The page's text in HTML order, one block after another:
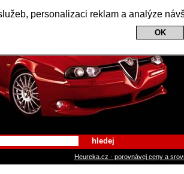
personalizaci reklam a analýze
OK
Alfa Romeo
hledej
Heureka.cz - porovnávej ceny a